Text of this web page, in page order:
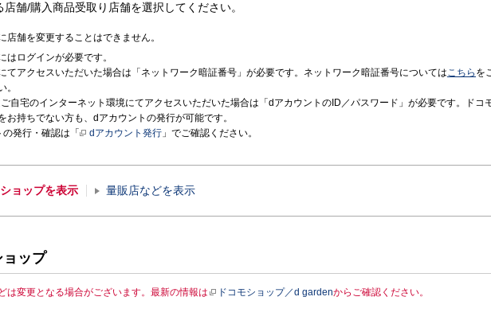
店舗/購入商品受取り店舗を選択してください。
店舗を変更することはできません。
はログインが必要です。
てアクセスいただいた場合は「ネットワーク暗証番号」が必要です。ネットワーク暗証番号についてはこちら を
。
自宅のインターネット環境にてアクセスいただいた場合は「dアカウントのID／パスワード」が必要です。ドコ
お持ちでない方も、dアカウントの発行が可能です。
発行・確認は「
dアカウント発行 」でご確認ください。
ショップを表示 量販店などを表示
ョップ
は変更となる場合がございます。最新の情報は ドコモショップ／d gardenからご確認ください。